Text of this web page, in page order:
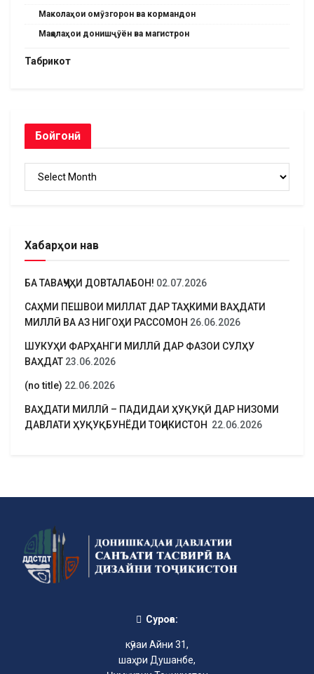
Маколаҳои омӯзгорон ва кормандон
Мақолаҳои донишҷӯён ва магистрон
Табрикот
Бойгонӣ
Хабарҳои нав
БА ТАВАҶҶУҲИ ДОВТАЛАБОН! 02.07.2026
САҲМИ ПЕШВОИ МИЛЛАТ ДАР ТАҲКИМИ ВАҲДАТИ
МИЛЛӢ ВА АЗ НИГОҲИ РАССОМОН 26.06.2026
ШУКУҲИ ФАРҲАНГИ МИЛЛӢ ДАР ФАЗОИ СУЛҲУ
ВАҲДАТ 23.06.2026
(no title) 22.06.2026
ВАҲДАТИ МИЛЛӢ – ПАДИДАИ ҲУҚУҚӢ ДАР НИЗОМИ
ДАВЛАТИ ҲУҚУҚБУНЁДИ ТОҶИКИСТОН 22.06.2026
Суроға:
кӯчаи Айни 31,
шаҳри Душанбе,